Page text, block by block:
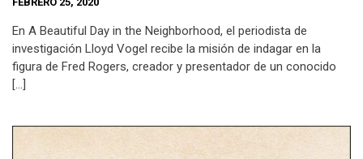
En A Beautiful Day in the Neighborhood, el periodista de
investigación Lloyd Vogel recibe la misión de indagar en la
figura de Fred Rogers, creador y presentador de un conocido
[…]